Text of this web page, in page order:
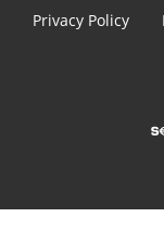
Privacy Policy